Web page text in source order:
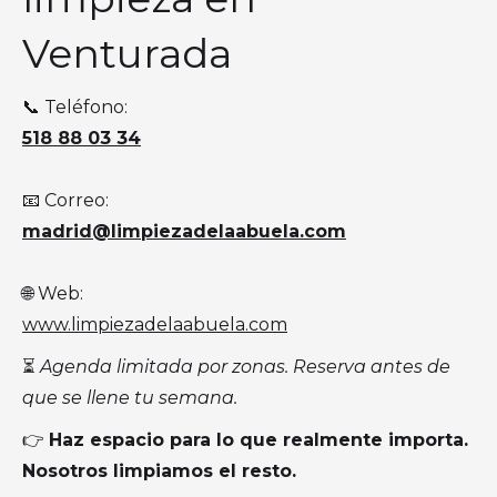
Venturada
📞 Teléfono:
518 88 03 34
📧 Correo:
madrid@limpiezadelaabuela.com
🌐 Web:
www.limpiezadelaabuela.com
⏳Agenda limitada por zonas. Reserva antes de
que se llene tu semana.
👉 Haz espacio para lo que realmente importa.
Nosotros limpiamos el resto.